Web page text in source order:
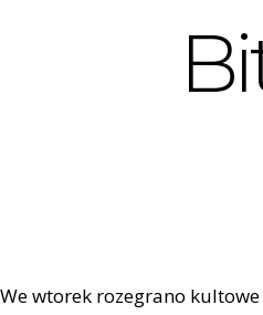
We wtorek rozegrano